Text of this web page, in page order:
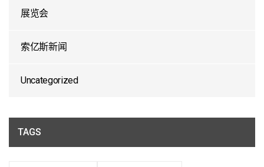
展览会
索亿斯新闻
Uncategorized
TAGS